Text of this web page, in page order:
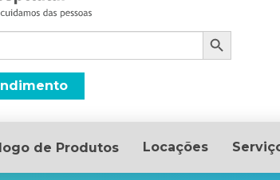
Search Button
de Produtos Locações